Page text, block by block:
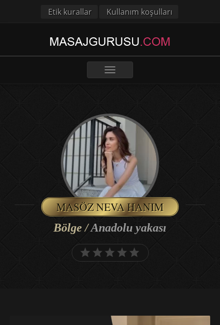
Etik kurallar Kullanım koşulları
Toggle
MASÖZ NEVA HANIM
Bölge /Anadolu yakası